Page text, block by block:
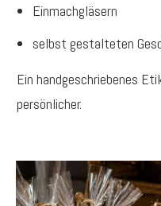
Einmachgläsern
selbst gestalteten
Ein handgeschriebenes
persönlicher.